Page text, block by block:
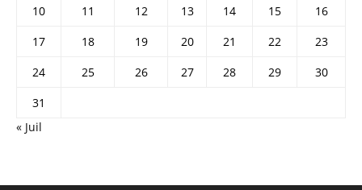
10
11 12 13 14 15
16
17
18 19 20 21 22
23
24
25 26 27 28 29
30
31
« Juil